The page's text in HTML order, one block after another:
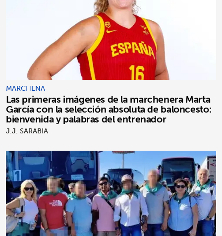
MARCHENA
Las primeras imágenes de la marchenera Marta
García con la selección absoluta de baloncesto:
bienvenida y palabras del entrenador
J.J. SARABIA